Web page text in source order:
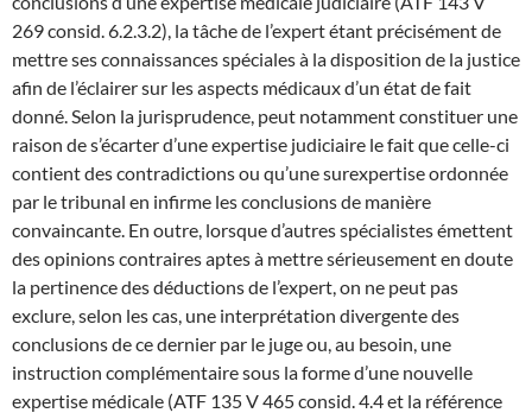
269 consid. 6.2.3.2), la tâche de l’expert étant précisément de
mettre ses connaissances spéciales à la disposition de la justice
afin de l’éclairer sur les aspects médicaux d’un état de fait
donné. Selon la jurisprudence, peut notamment constituer une
raison de s’écarter d’une expertise judiciaire le fait que celle-ci
contient des contradictions ou qu’une surexpertise ordonnée
par le tribunal en infirme les conclusions de manière
convaincante. En outre, lorsque d’autres spécialistes émettent
des opinions contraires aptes à mettre sérieusement en doute
la pertinence des déductions de l’expert, on ne peut pas
exclure, selon les cas, une interprétation divergente des
conclusions de ce dernier par le juge ou, au besoin, une
instruction complémentaire sous la forme d’une nouvelle
expertise médicale (ATF 135 V 465 consid. 4.4 et la référence